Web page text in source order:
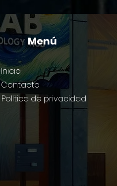
Menú
Inicio
Contacto
Política de privacidad